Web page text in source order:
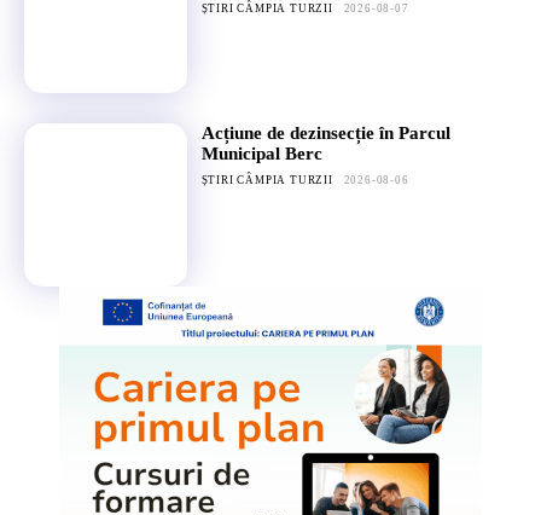
ȘTIRI CÂMPIA TURZII 2026-08-07
Acțiune de dezinsecție în Parcul
Municipal Berc
ȘTIRI CÂMPIA TURZII 2026-08-06